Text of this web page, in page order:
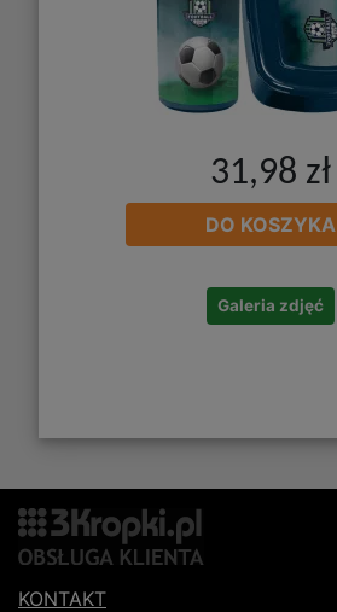
31,98 zł
DO KOSZYKA
Galeria zdjęć
KONTAKT